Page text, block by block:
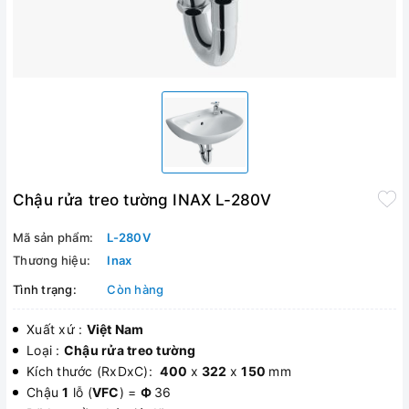
Chậu rửa treo tường INAX L-280V
Mã sản phẩm:
L-280V
Thương hiệu:
Inax
Tình trạng:
Còn hàng
Xuất xứ : Việt Nam
Loại : Chậu rửa treo tường
Kích thước (RxDxC):400 x 322 x150 mm
Chậu1 lỗ (VFC) = Ф 36